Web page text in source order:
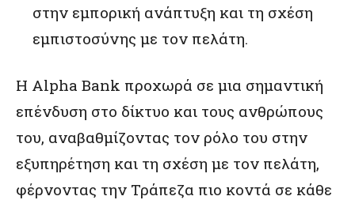
στην εμπορική ανάπτυξη και τη σχέση
εμπιστοσύνης με τον πελάτη.
Η Alpha Bank προχωρά σε μια σημαντική
επένδυση στο δίκτυο και τους ανθρώπους
του, αναβαθμίζοντας τον ρόλο του στην
εξυπηρέτηση και τη σχέση με τον πελάτη,
φέρνοντας την Τράπεζα πιο κοντά σε κάθε